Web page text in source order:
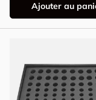
Ajouter au